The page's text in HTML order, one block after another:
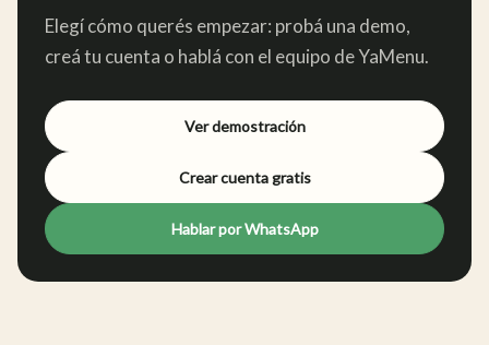
Elegí cómo querés empezar: probá una demo,
creá tu cuenta o hablá con el equipo de YaMenu.
Ver demostración
Crear cuenta gratis
Hablar por WhatsApp